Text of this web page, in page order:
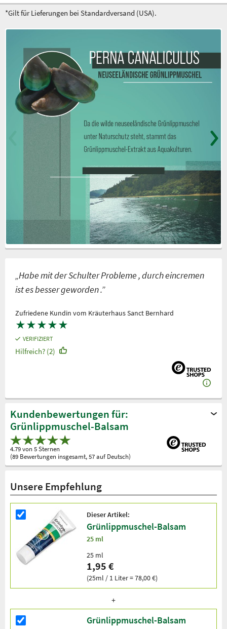
*Gilt für Lieferungen bei Standardversand (USA).
„Habe mit der Schulter Probleme , durch eincremen
ist es besser geworden .”
Zufriedene Kundin vom Kräuterhaus Sanct Bernhard
★★★★★
VERIFIZIERT
Hilfreich? (2)
Kundenbewertungen für:
Grünlippmuschel-Balsam
4.79 von 5 Sternen
(89 Bewertungen insgesamt, 57 auf Deutsch)
Unsere Empfehlung
Dieser Artikel:
Grünlippmuschel-Balsam
25 ml
25 ml
1,95 €
(25ml / 1 Liter = 78,00 €)
Grünlippmuschel-Balsam